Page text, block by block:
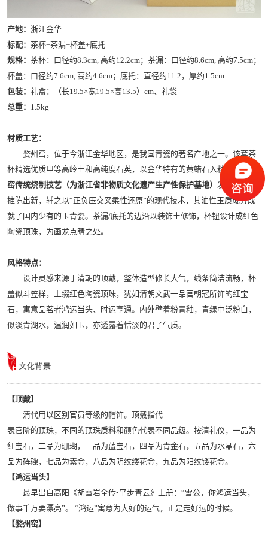
产地： 浙江金华
标配： 茶杯+茶漏+杯盖+底托
规格： 茶杯：口径约8.3cm, 高约12.2cm；茶漏：口径约8.6cm, 高约7.5cm；
杯盖：口径约7.6cm, 高约4.6cm；底托：直径约11.2，厚约1.5cm
包装： 礼盒：（长19.5×宽19.5×高13.5）cm、礼袋
总重： 1.5kg
材质工艺：
婺州窑，位于今浙江金华地区，是我国青瓷的著名产地之一。该套茶
杯精选优质甲等高岭土和高纯度石英，以金华特有的黄蜡石入釉，
将婺州
窑传统烧制技艺（为浙江省非物质文化遗产生产性保护基地） 发扬光大、
推陈出新，辅之以“正负压交叉柔性还原”的现代技术，其油性玉质成分成
就了国内少有的玉青瓷。茶漏/底托的边沿以装饰土修饰，杯钮设计成红色
陶瓷顶珠，为画龙点睛之处。
风格特点：
设计灵感来源于清朝的顶戴，整体造型修长大气，线条简洁流畅，杯
盖似斗笠样，上缀红色陶瓷顶珠，犹如清朝文武一品官朝冠所饰的红宝
石，寓意品茗者鸿运当头、时运亨通。内外壁着粉青釉，青绿中泛粉白，
似淡青湖水，温润如玉，亦透露着恬淡的君子气质。
【顶戴】
清代用以区别官员等级的帽饰。顶戴指代
表官阶的顶珠，不同的顶珠质料和颜色代表不同品级。按清礼仪，一品为
红宝石，二品为珊瑚，三品为蓝宝石，四品为青金石，五品为水晶石，六
品为砗磲，七品为素金，八品为阴纹缕花金，九品为阳纹镂花金。
【鸿运当头】
最早出自高阳《胡雪岩全传•平步青云》上册：“雪公，你鸿运当头，
做事千万要漂亮”。 “鸿运”寓意为大好的运气，正是走好运的时候。
【婺州窑】